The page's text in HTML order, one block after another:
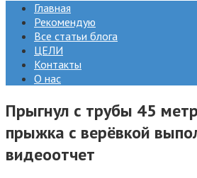
Главная
Рекомендую
Все статьи блога
ЦЕЛИ
Контакты
О нас
Прыгнул с трубы 45
прыжка с верёвкой
видеоотчет